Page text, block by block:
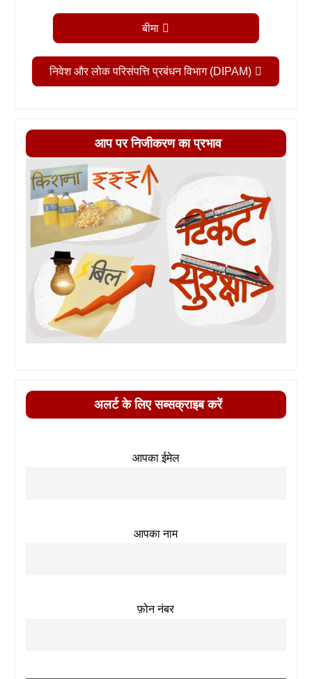
बीमा
निवेश और लोक परिसंपत्ति प्रबंधन विभाग (DIPAM)
आप पर निजीकरण का प्रभाव
अलर्ट के लिए सब्सक्राइब करें
आपका ईमेल
आपका नाम
फ़ोन नंबर